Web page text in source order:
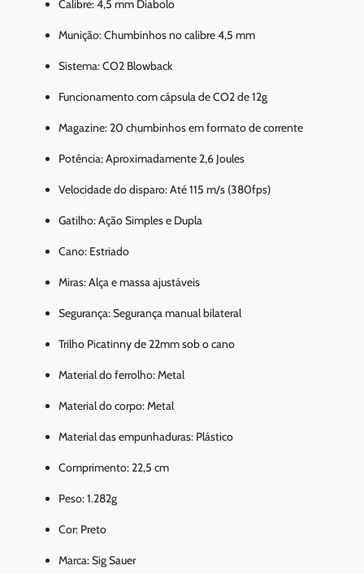
Calibre: 4,5 mm Diabolo
Munição: Chumbinhos no calibre 4,5 mm
Sistema: CO2 Blowback
Funcionamento com cápsula de CO2 de 12g
Magazine: 20 chumbinhos em formato de corrente
Potência: Aproximadamente 2,6 Joules
Velocidade do disparo: Até 115 m/s (380fps)
Gatilho: Ação Simples e Dupla
Cano: Estriado
Miras: Alça e massa ajustáveis
Segurança: Segurança manual bilateral
Trilho Picatinny de 22mm sob o cano
Material do ferrolho: Metal
Material do corpo: Metal
Material das empunhaduras: Plástico
Comprimento: 22,5 cm
Peso: 1.282g
Cor: Preto
Marca: Sig Sauer